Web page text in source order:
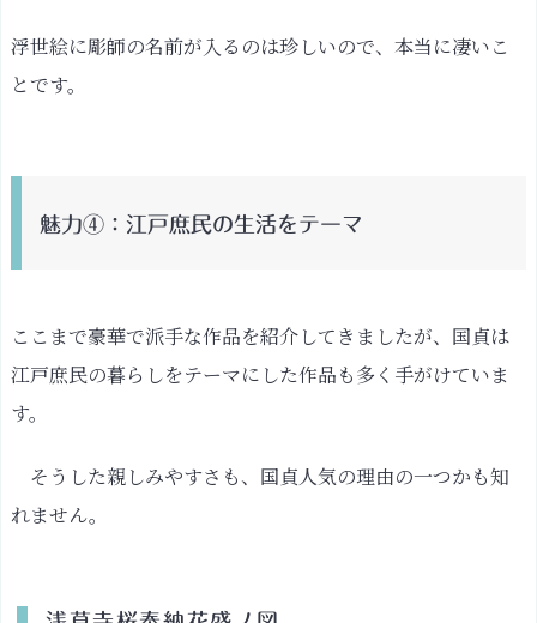
浮世絵に彫師の名前が入るのは珍しいので、本当に凄いこ
とです。
魅力④：江戸庶民の生活をテーマ
ここまで豪華で派手な作品を紹介してきましたが、国貞は
江戸庶民の暮らしをテーマにした作品も多く手がけていま
す。
そうした親しみやすさも、国貞人気の理由の一つかも知
れません。